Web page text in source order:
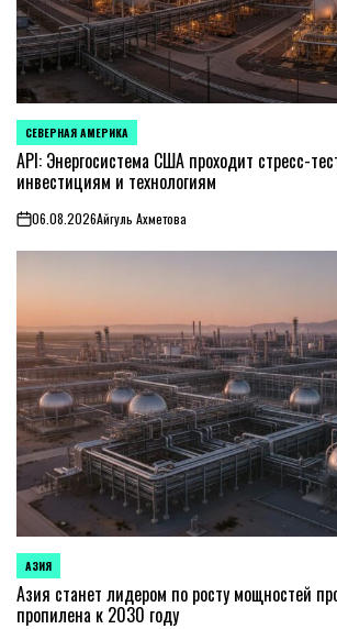
ОПУБЛИКОВАНО
В
СЕВЕРНАЯ АМЕРИКА
API: Энергосистема США проходит стресс-
инвестициям и технологиям
on06.08.2026Айгуль Ахметова
ОПУБЛИКОВАНО
В
АЗИЯ
Азия станет лидером по росту мощностей
пропилена к 2030 году